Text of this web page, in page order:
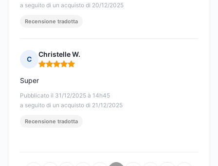
a seguito di un acquisto di 20/12/2025
Recensione tradotta
C
Christelle W.
Nota: 5 su 5
Pubblicato il 31/12/2025 à 14h45
a seguito di un acquisto di 21/12/2025
Super
Recensione tradotta